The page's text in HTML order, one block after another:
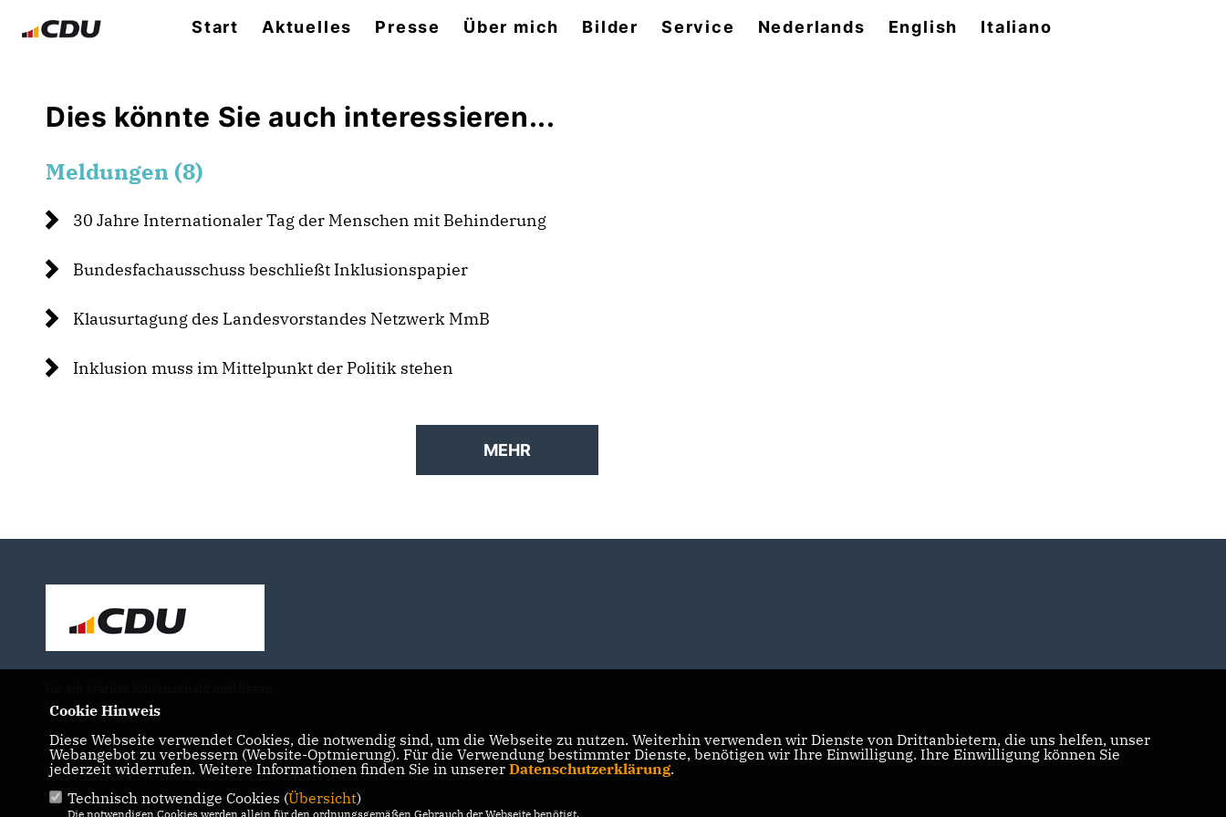
Start Aktuelles Presse Über mich Bilder Service Nederlands English Italiano
Dies könnte Sie auch interessieren...
Meldungen (8)
30 Jahre Internationaler Tag der Menschen mit Behinderung
Bundesfachausschuss beschließt Inklusionspapier
Klausurtagung des Landesvorstandes Netzwerk MmB
Inklusion muss im Mittelpunkt der Politik stehen
MEHR
IMPRESSUM DATENSCHUTZ KONTAKT
Cookie Hinweis
Diese Webseite verwendet Cookies, die notwendig sind, um die Webseite zu nutzen. Weiterhin verwenden wir Dienste von Drittanbietern, die uns helfen, unser
Webangebot zu verbessern (Website-Optmierung). Für die Verwendung bestimmter Dienste, benötigen wir Ihre Einwilligung. Ihre Einwilligung können Sie
jederzeit widerrufen. Weitere Informationen finden Sie in unserer Datenschutzerklärung.
Technisch notwendige Cookies (Übersicht)
Die notwendigen Cookies werden allein für den ordnungsgemäßen Gebrauch der Webseite benötigt.